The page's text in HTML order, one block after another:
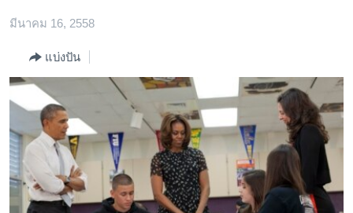
ไป
ข้าม
ไป
การ
ค้นหา
ไทย
ธุรกิจ
วิทยาศาสตร์
สังคมและสุขภาพ
ไลฟ์สไตล์
ตรวจสอบข่าว
เรียนรู้ภาษาอังกฤษ
มีนาคม 16, 2558
แบ่งปัน